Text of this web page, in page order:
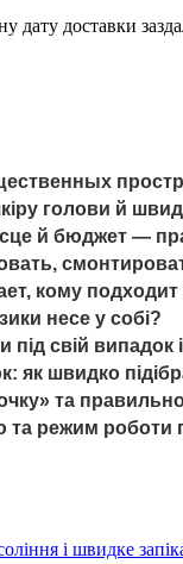
дату доставки
голови й
й бюджет —
кому
несе у собі?
під свій
як швидко
та
та режим роботи
і швидке